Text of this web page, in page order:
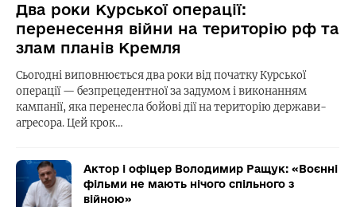
Два роки Курської операції:
перенесення війни на територію рф та
злам планів Кремля
Сьогодні виповнюється два роки від початку Курської
операції — безпрецедентної за задумом і виконанням
кампанії, яка перенесла бойові дії на територію держави-
агресора. Цей крок…
Актор і офіцер Володимир Ращук: «Воєнні
фільми не мають нічого спільного з
війною»